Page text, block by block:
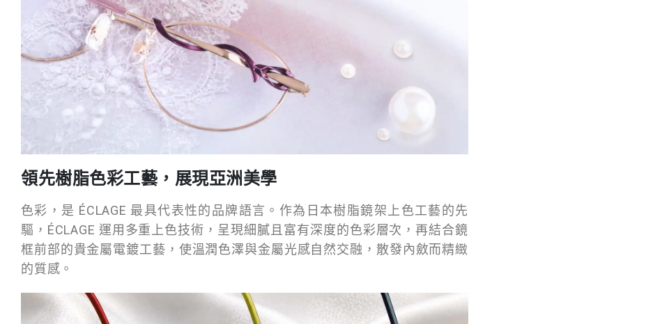
領先樹脂色彩工藝，展現亞洲美學
色彩，是 ÉCLAGE 最具代表性的品牌語言。作為日本樹脂鏡架上色工藝的先
驅，ÉCLAGE 運用多重上色技術，呈現細膩且富有深度的色彩層次，再結合鏡
框前部的貴金屬電鍍工藝，使溫潤色澤與金屬光感自然交融，散發內斂而精緻
的質感。